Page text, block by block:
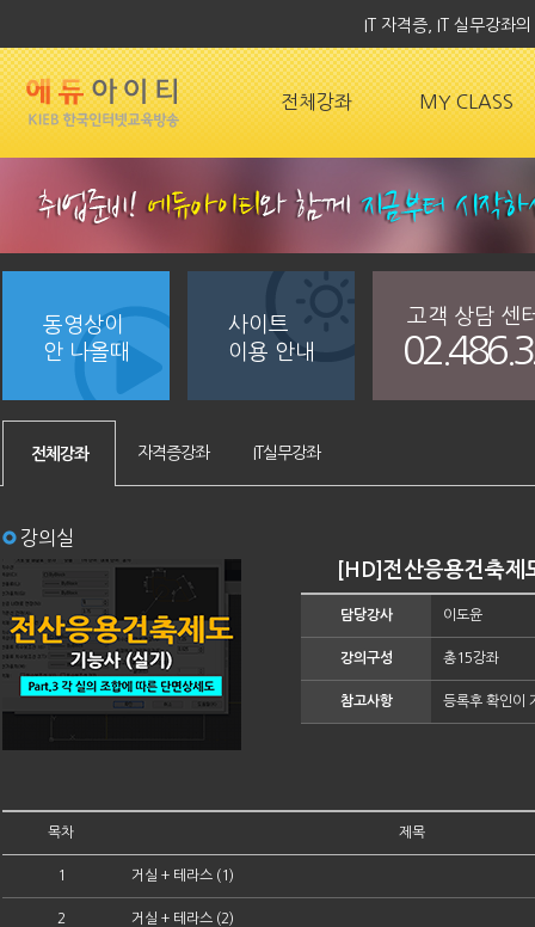
IT 자격증, IT 실무강좌
전체강좌 MY CLASS
동영상이
안 나올때
사이트
이용 안내
고객 상담 센
전체강좌 자격증강좌 IT실무강좌
강의실
[HD]전산응용건축
담당강사 이도윤
강의구성 총15강좌
참고사항 등록후 확인이
목차 제목
1 거실 + 테라스 (1)
2 거실 + 테라스 (2)